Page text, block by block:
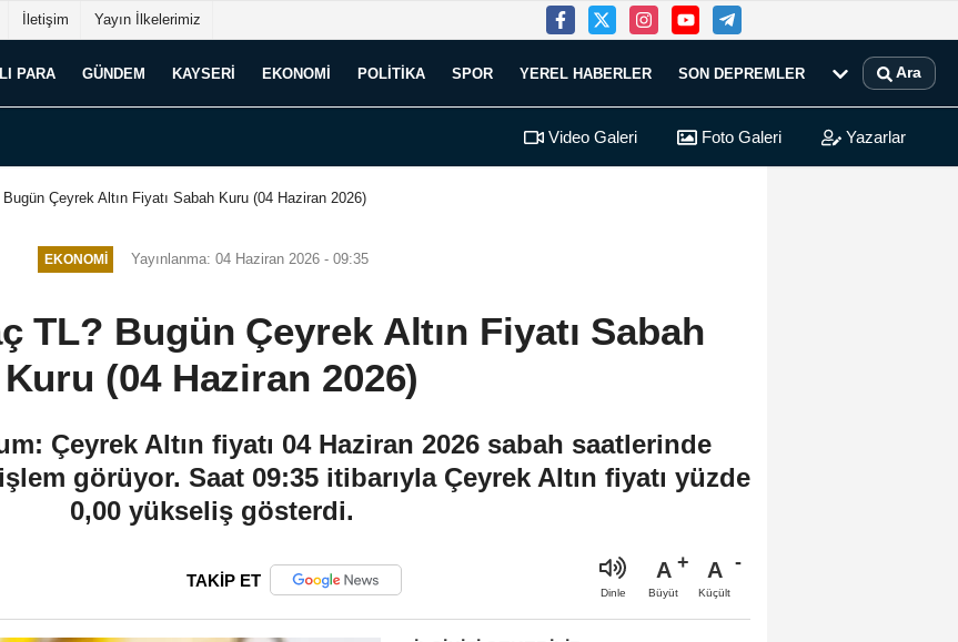
İletişim Yayın İlkelerimiz
PARA GÜNDEM KAYSERI EKONOMI POLITIKA SPOR YEREL HABERLER SON DEPREMLER Ara
Video Galeri Foto Galeri Yazarlar
Çeyrek Altın Fiyatı Sabah Kuru (04 Haziran 2026)
EKONOMI Yayınlanma: 04 Haziran 2026 - 09:35
TL? Bugün Çeyrek Altın Fiyatı Sabah
Kuru (04 Haziran 2026)
Çeyrek Altın fiyatı 04 Haziran 2026 sabah saatlerinde
görüyor. Saat 09:35 itibarıyla Çeyrek Altın fiyatı yüzde
0,00 yükseliş gösterdi.
TAKİP ET
Dinle
A
Büyüt
A
Küçült